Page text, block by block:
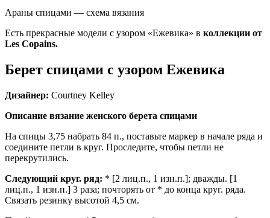
Араны спицами — схема вязания
Есть прекрасные модели с узором «Ежевика» в коллекции от
Les Copains.
Берет спицами с узором Ежевика
Дизайнер: Courtney Kelley
Описание вязание женского берета спицами
На спицы 3,75 набрать 84 п., поставьте маркер в начале ряда и
соедините петли в круг. Проследите, чтобы петли не
перекрутились.
Следующий круг. ряд: * [2 лиц.п., 1 изн.п.]; дважды. [1
лиц.п., 1 изн.п.] 3 раза; почторять от * до конца круг. ряда.
Связать резинку высотой 4,5 см.